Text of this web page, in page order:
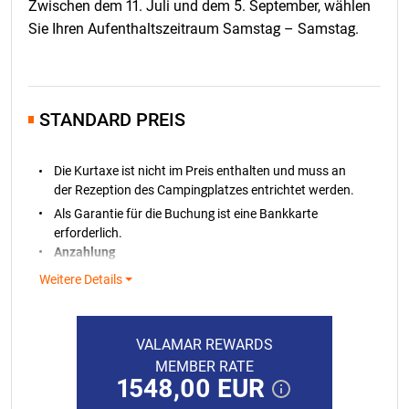
01.01.2026. Für Buchungen im Jahr 2027 bezieht sich
die Klausel bezüglich Preisänderungen auf einen
Zwischen dem 11. Juli und dem 5. September, wählen
Sie Ihren Aufenthaltszeitraum Samstag – Samstag.
STANDARD PREIS
Die Kurtaxe ist nicht im Preis enthalten und muss an
der Rezeption des Campingplatzes entrichtet werden.
Als Garantie für die Buchung ist eine Bankkarte
erforderlich.
Anzahlung
Für alle Stellplatzbuchungen ist eine
Aufenthalt unter 100 € liegt, ist eine Anzahlung im
Betrag des Preises für den gebuchten Aufenthalt
erforderlich. Falls eine besondere Stellplatznummer
reserviert wurde, wird anstatt der Anzahlung eine
Weitere Details
VALAMAR REWARDS
MEMBER RATE
1548,00 EUR